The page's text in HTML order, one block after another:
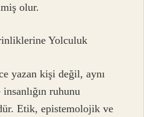
olur.
Yolculuk
yazan kişi değil, aynı
ruhunu
Etik, epistemolojik ve